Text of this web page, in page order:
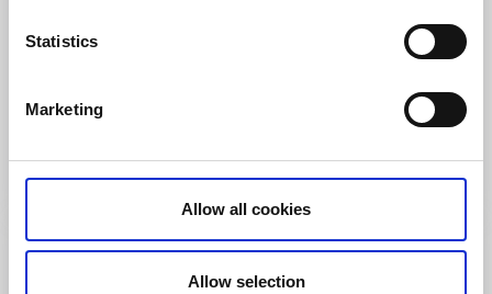
Statistics
Marketing
Allow all cookies
Allow selection
Lidköping
Läs mer